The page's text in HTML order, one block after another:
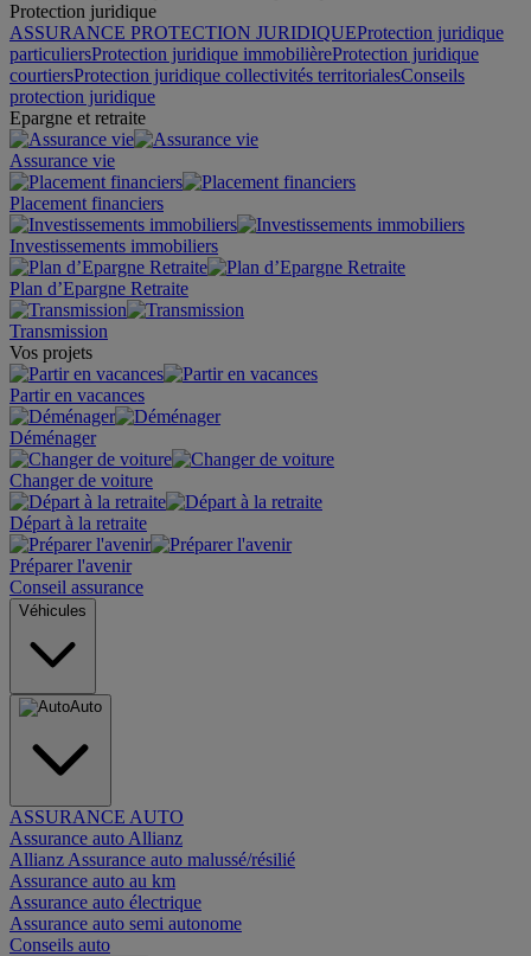
Protection juridique
ASSURANCE PROTECTION JURIDIQUEProtection juridique
particuliersProtection juridique immobilièreProtection juridique
courtiersProtection juridique collectivités territorialesConseils
protection juridique
Epargne et retraite
Assurance vie
Placement financiers
Investissements immobiliers
Plan d’Epargne Retraite
Transmission
Vos projets
Partir en vacances
Déménager
Changer de voiture
Départ à la retraite
Préparer l'avenir
Conseil assurance
Véhicules
Auto
ASSURANCE AUTO
Assurance auto Allianz
Allianz Assurance auto malussé/résilié
Assurance auto au km
Assurance auto électrique
Assurance auto semi autonome
Conseils auto